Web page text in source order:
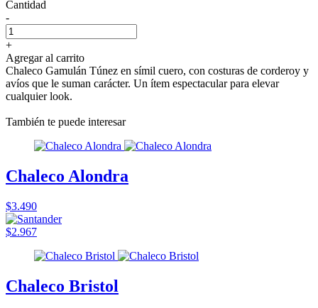
Cantidad
-
+
Agregar al carrito
Chaleco Gamulán Túnez en símil cuero, con costuras de corderoy y
avíos que le suman carácter. Un ítem espectacular para elevar
cualquier look.
También te puede interesar
Chaleco Alondra
$3.490
$2.967
Chaleco Bristol